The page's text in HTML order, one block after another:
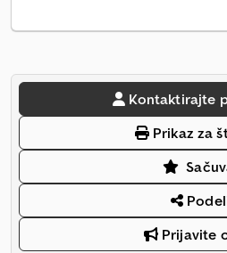
Kontaktirajte
Prikaz za
Prijavite